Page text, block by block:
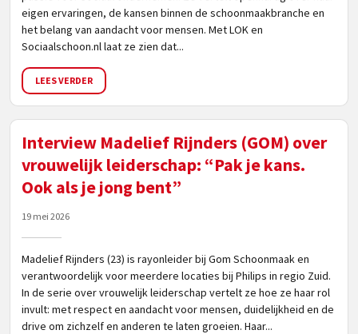
eigen ervaringen, de kansen binnen de schoonmaakbranche en
het belang van aandacht voor mensen. Met LOK en
Sociaalschoon.nl laat ze zien dat...
LEES VERDER
Interview Madelief Rijnders (GOM) over
vrouwelijk leiderschap: “Pak je kans.
Ook als je jong bent”
19 mei 2026
Madelief Rijnders (23) is rayonleider bij Gom Schoonmaak en
verantwoordelijk voor meerdere locaties bij Philips in regio Zuid.
In de serie over vrouwelijk leiderschap vertelt ze hoe ze haar rol
invult: met respect en aandacht voor mensen, duidelijkheid en de
drive om zichzelf en anderen te laten groeien. Haar...